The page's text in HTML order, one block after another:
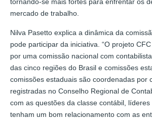
mercado de trabalho.
Nilva Pasetto explica a dinâmica da
pode participar da iniciativa. “O projeto
por uma comissão nacional com
das cinco regiões do Brasil e comissões
comissões estaduais são coordenadas por
registradas no Conselho Regional de
com as questões da classe contábil,
tenham um bom relacionamento com as